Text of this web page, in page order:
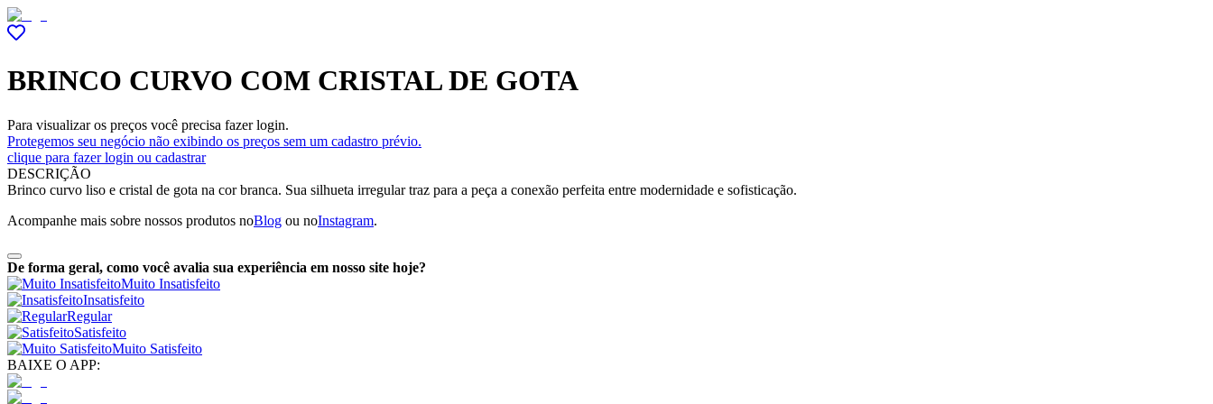
BRINCO CURVO COM CRISTAL DE GOTA
Para visualizar os preços você precisa fazer login.
Protegemos seu negócio não exibindo os preços sem um cadastro prévio.
clique para fazer login ou cadastrar
DESCRIÇÃO
Brinco curvo liso e cristal de gota na cor branca. Sua silhueta irregular traz para a peça a conexão perfeita entre modernidade e sofisticação.
Acompanhe mais sobre nossos produtos noBlog ou noInstagram.
De forma geral, como você avalia sua experiência em nosso site hoje?
Muito Insatisfeito
Insatisfeito
Regular
Satisfeito
Muito Satisfeito
BAIXE O APP: